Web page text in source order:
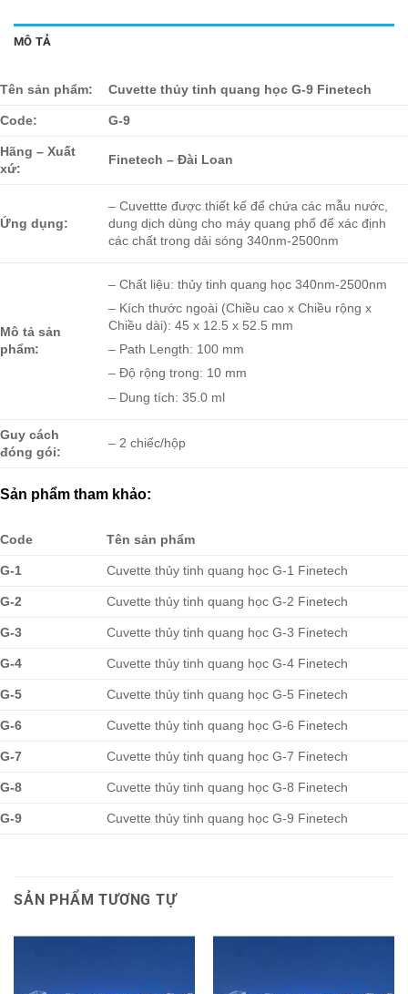
MÔ TẢ
Tên sản phẩm: Cuvette thủy tinh quang học G-9 Finetech
Code: G-9
Hãng – Xuất
xứ:
Finetech – Đài Loan
Ứng dụng:
– Cuvettte được thiết kế để chứa các mẫu nước,
dung dịch dùng cho máy quang phổ để xác định
các chất trong dải sóng 340nm-2500nm
Mô tả sản
phẩm:
– Chất liệu: thủy tinh quang học 340nm-2500nm
– Kích thước ngoài (Chiều cao x Chiều rộng x
Chiều dài): 45 x 12.5 x 52.5 mm
– Path Length: 100 mm
– Độ rộng trong: 10 mm
– Dung tích: 35.0 ml
Guy cách
đóng gói:
– 2 chiếc/hộp
Sản phẩm tham khảo:
Code Tên sản phẩm
G-1 Cuvette thủy tinh quang học G-1 Finetech
G-2 Cuvette thủy tinh quang học G-2 Finetech
G-3 Cuvette thủy tinh quang học G-3 Finetech
G-4 Cuvette thủy tinh quang học G-4 Finetech
G-5 Cuvette thủy tinh quang học G-5 Finetech
G-6 Cuvette thủy tinh quang học G-6 Finetech
G-7 Cuvette thủy tinh quang học G-7 Finetech
G-8 Cuvette thủy tinh quang học G-8 Finetech
G-9 Cuvette thủy tinh quang học G-9 Finetech
SẢN PHẨM TƯƠNG TỰ